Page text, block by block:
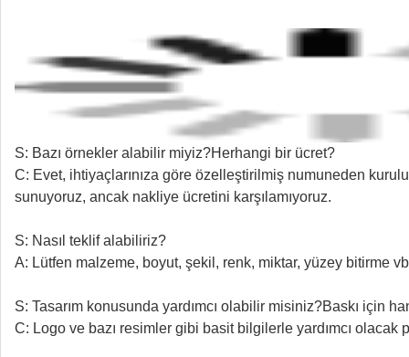
S: Bazı örnekler alabilir miyiz?Herhangi bir ücret?
C: Evet, ihtiyaçlarınıza göre özelleştirilmiş numuneden
sunuyoruz, ancak nakliye ücretini karşılamıyoruz.
S: Nasıl teklif alabiliriz?
A: Lütfen malzeme, boyut, şekil, renk, miktar, yüzey bitirme
S: Tasarım konusunda yardımcı olabilir misiniz?Baskı için
C: Logo ve bazı resimler gibi basit bilgilerle yardımcı olacak